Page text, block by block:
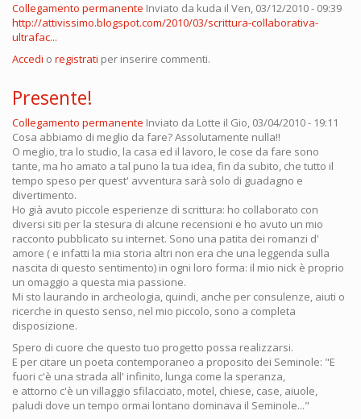
Collegamento permanente Inviato da kuda il Ven, 03/12/2010 - 09:39
http://attivissimo.blogspot.com/2010/03/scrittura-collaborativa-
ultrafac...
Accedi o registrati per inserire commenti.
Presente!
Collegamento permanente Inviato da Lotte il Gio, 03/04/2010 - 19:11
Cosa abbiamo di meglio da fare? Assolutamente nulla!!
O meglio, tra lo studio, la casa ed il lavoro, le cose da fare sono
tante, ma ho amato a tal puno la tua idea, fin da subito, che tutto il
tempo speso per quest' avventura sarà solo di guadagno e
divertimento.
Ho già avuto piccole esperienze di scrittura: ho collaborato con
diversi siti per la stesura di alcune recensioni e ho avuto un mio
racconto pubblicato su internet. Sono una patita dei romanzi d'
amore ( e infatti la mia storia altri non era che una leggenda sulla
nascita di questo sentimento) in ogni loro forma: il mio nick è proprio
un omaggio a questa mia passione.
Mi sto laurando in archeologia, quindi, anche per consulenze, aiuti o
ricerche in questo senso, nel mio piccolo, sono a completa
disposizione.
Spero di cuore che questo tuo progetto possa realizzarsi.
E per citare un poeta contemporaneo a proposito dei Seminole: "E
fuori c'è una strada all' infinito, lunga come la speranza,
e attorno c'è un villaggio sfilacciato, motel, chiese, case, aiuole,
paludi dove un tempo ormai lontano dominava il Seminole..."